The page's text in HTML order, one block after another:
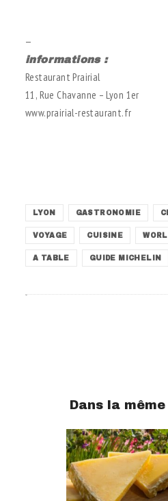
—
informations :
Restaurant Prairial
11, Rue Chavanne – Lyon 1er
www.prairial-restaurant.fr
LYON GASTRONOMIE
VOYAGE CUISINE
A TABLE GUIDE MICHELIN
Dans la